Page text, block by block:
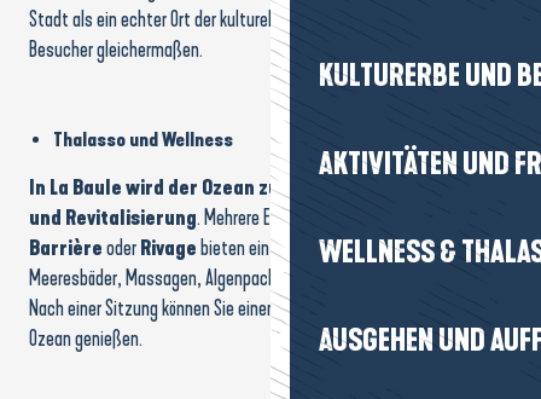
KULTURERBE UND
AKTIVITÄTEN UND
WELLNESS &
AUSGEHEN UND
Stadt als ein echter Ort der kulturellen Entdeckung für Einwohner und
Besucher gleichermaßen.
Thalasso und Wellness
In La Baule wird der Ozean zur Quelle der Entspannung
und Revitalisierung. Mehrere Einrichtungen wie
BarrièreoderRivage bieten einumfassendes Wellness-Erlebnis:
Meeresbäder, Massagen, Algenpackungen und Fitnessprogramme.
Nach einer Sitzung können Sie einen Spaziergang mit Blick auf den
Ozean genießen.